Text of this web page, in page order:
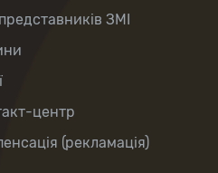
ЗМІ
центр
(рекламація)